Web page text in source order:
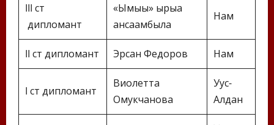
III ст
дипломант
«Ымыы» ырыа
ансаамбыла
Нам
II ст дипломант Эрсан Федоров Нам
I ст дипломант
Виолетта
Омукчанова
Уус-
Алдан